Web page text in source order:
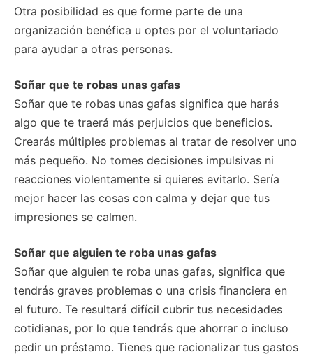
Otra posibilidad es que forme parte de una
organización benéfica u optes por el voluntariado
para ayudar a otras personas.
Soñar que te robas unas gafas
Soñar que te robas unas gafas significa que harás
algo que te traerá más perjuicios que beneficios.
Crearás múltiples problemas al tratar de resolver uno
más pequeño. No tomes decisiones impulsivas ni
reacciones violentamente si quieres evitarlo. Sería
mejor hacer las cosas con calma y dejar que tus
impresiones se calmen.
Soñar que alguien te roba unas gafas
Soñar que alguien te roba unas gafas, significa que
tendrás graves problemas o una crisis financiera en
el futuro. Te resultará difícil cubrir tus necesidades
cotidianas, por lo que tendrás que ahorrar o incluso
pedir un préstamo. Tienes que racionalizar tus gastos